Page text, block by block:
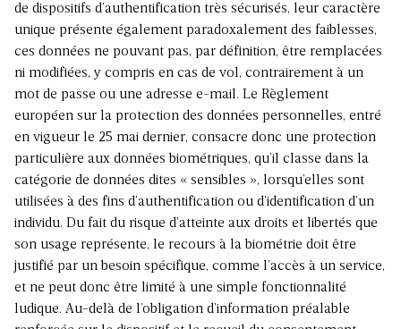
de dispositifs d’authentification très sécurisés, leur caractère
unique présente également paradoxalement des faiblesses,
ces données ne pouvant pas, par définition, être remplacées
ni modifiées, y compris en cas de vol, contrairement à un
mot de passe ou une adresse e-mail. Le Règlement
européen sur la protection des données personnelles, entré
en vigueur le 25 mai dernier, consacre donc une protection
particulière aux données biométriques, qu’il classe dans la
catégorie de données dites « sensibles », lorsqu’elles sont
utilisées à des fins d’authentification ou d’identification d’un
individu. Du fait du risque d’atteinte aux droits et libertés que
son usage représente, le recours à la biométrie doit être
justifié par un besoin spécifique, comme l’accès à un service,
et ne peut donc être limité à une simple fonctionnalité
ludique. Au-delà de l’obligation d’information préalable